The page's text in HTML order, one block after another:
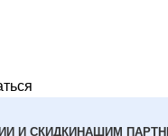
И СКИДКИ НАШИМ